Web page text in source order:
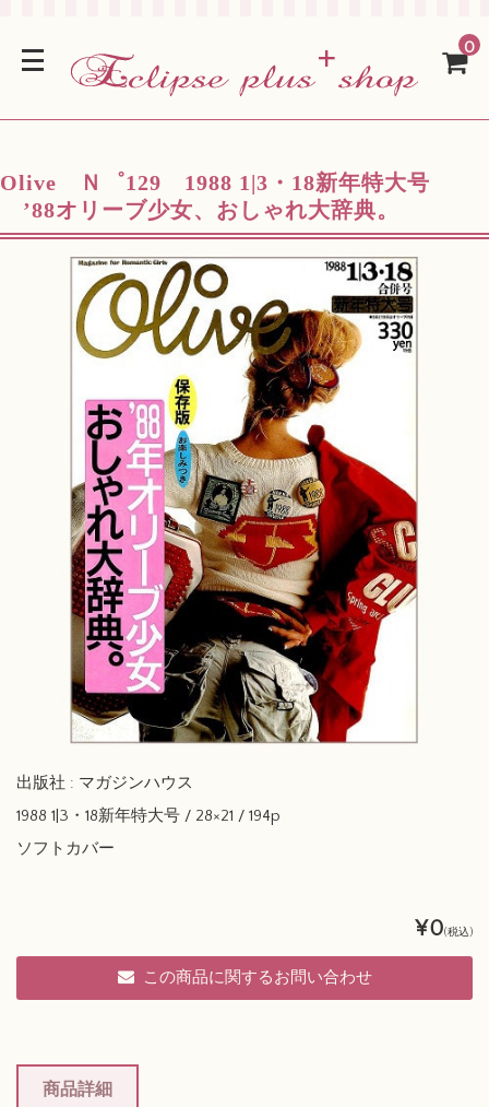
0
Olive Ｎ゜129 1988 1|3・18新年特大号
’88オリーブ少女、おしゃれ大辞典。
出版社 : マガジンハウス
1988 1|3・18新年特大号 / 28×21 / 194p
ソフトカバー
¥0(税込)
この商品に関するお問い合わせ
商品詳細